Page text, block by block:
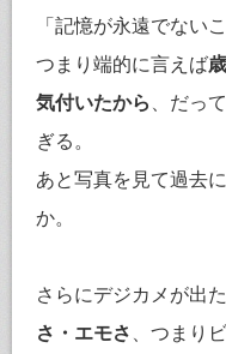
「記憶が永遠でない
つまり端的に言えば
気付いたから
、だっ
ぎる。
あと写真を見て過去
か。
さらにデジカメが出た
さ・エモさ
、つまり